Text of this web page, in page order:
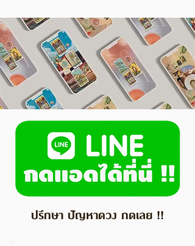
ปรึกษา ปัญหาดวง กดเลย !!